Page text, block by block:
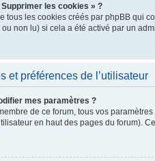
les cookies » ?
tous les cookies créés par phpBB qui
non lu) si cela a été activé par un
et préférences de l’utilisateur
mes paramètres ?
de ce forum, tous vos
en haut des pages du forum).